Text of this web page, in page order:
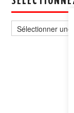
un
thème